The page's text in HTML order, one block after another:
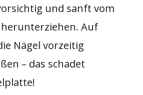
und sanft vom
Auf
Nägel vorzeitig
– das schadet